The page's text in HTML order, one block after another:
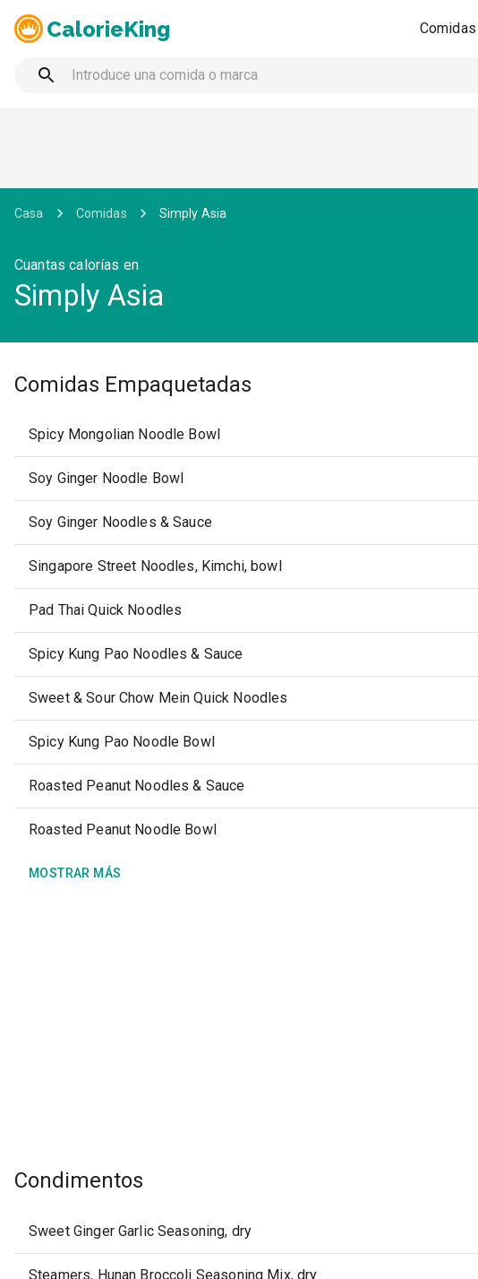
CalorieKing Comidas
Casa Comidas Simply Asia
Cuantas calorías en
Simply Asia
Comidas Empaquetadas
Spicy Mongolian Noodle Bowl
Soy Ginger Noodle Bowl
Soy Ginger Noodles & Sauce
Singapore Street Noodles, Kimchi, bowl
Pad Thai Quick Noodles
Spicy Kung Pao Noodles & Sauce
Sweet & Sour Chow Mein Quick Noodles
Spicy Kung Pao Noodle Bowl
Roasted Peanut Noodles & Sauce
Roasted Peanut Noodle Bowl
MOSTRAR MÁS
Condimentos
Sweet Ginger Garlic Seasoning, dry
Steamers, Hunan Broccoli Seasoning Mix, dry